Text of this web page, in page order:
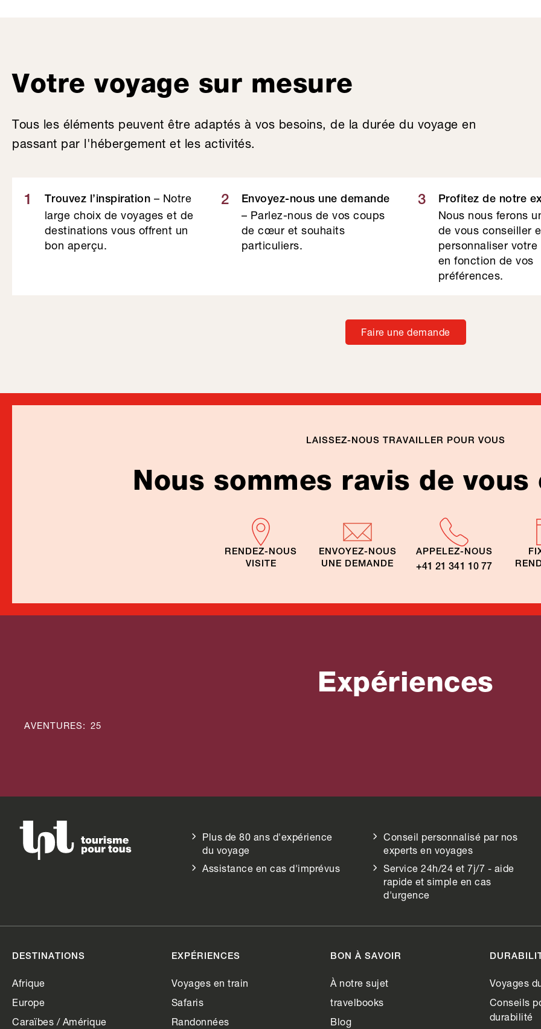
Votre voyage sur mesure
Tous les éléments peuvent être adaptés à vos besoins, de la durée du voyage en
passant par l'hébergement et les activités.
1 Trouvez l’inspiration – Notre
large choix de voyages et de
destinations vous offrent un
bon aperçu.
2 Envoyez-nous une demande
– Parlez-nous de vos coups
de cœur et souhaits
particuliers.
3 Profitez de notre
Nous nous ferons
de vous conseiller
personnaliser votre
en fonction de vos
préférences.
Faire une demande
LAISSEZ-NOUS TRAVAILLER POUR VOUS
Nous sommes ravis de
RENDEZ-NOUS
VISITE
ENVOYEZ-NOUS
UNE DEMANDE
APPELEZ-NOUS
+41 21 341 10 77
Expériences
AVENTURES: 25
Plus de 80 ans d'expérience
du voyage
Conseil personnalisé par nos
experts en voyages
Assistance en cas d'imprévus
Service 24h/24 et 7j/7 - aide
rapide et simple en cas
d'urgence
DESTINATIONS
Afrique
Europe
Caraïbes / Amérique
EXPÉRIENCES
Voyages en train
Safaris
Randonnées
BON À SAVOIR
À notre sujet
travelbooks
Blog
Voyages
Conseils
durabilité